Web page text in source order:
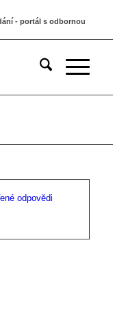
- portál s odbornou
odpovědi